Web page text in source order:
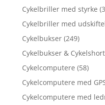
Cykelbriller med styrke
Cykelbriller med
Cykelbukser (249)
Cykelbukser &
Cykelcomputere (58)
Cykelcomputere med
Cykelcomputere med